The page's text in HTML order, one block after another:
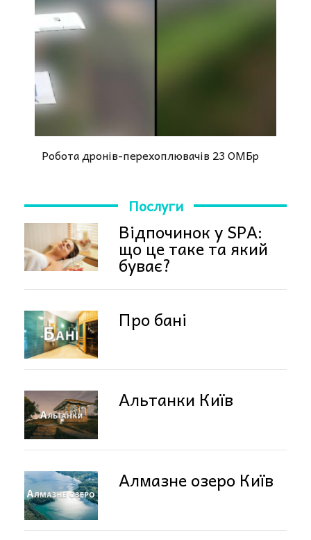
Робота дронів-перехоплювачів 23 ОМБр
Послуги
Відпочинок у SPA:
що це таке та який
буває?
Про бані
Альтанки Київ
Алмазне озеро Київ